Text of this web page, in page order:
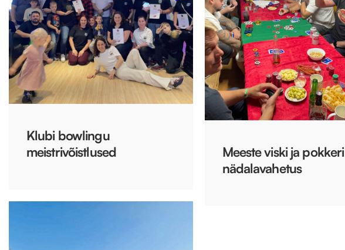
Klubi bowlingu
meistrivõistlused
Meeste viski ja pokkeri
nädalavahetus